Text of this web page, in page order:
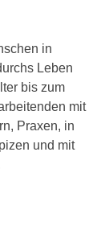
in
Leben
bis zum
mit
Praxen, in
und mit